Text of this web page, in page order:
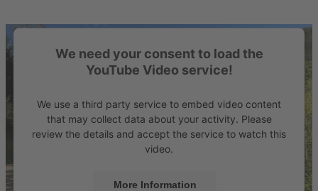
We need your consent to load the
YouTube Video service!
We use a third party service to embed video content
that may collect data about your activity. Please
review the details and accept the service to watch this
video.
More Information